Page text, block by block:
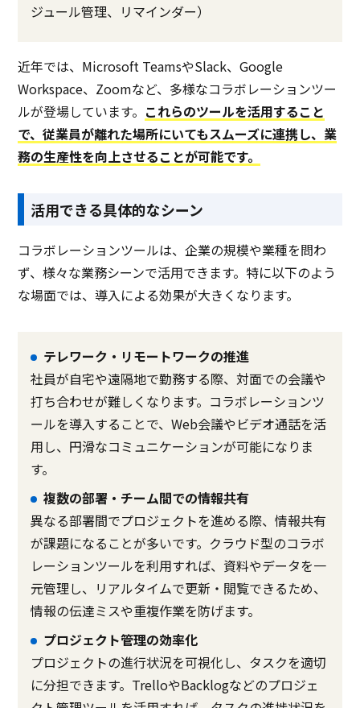
ジュール管理、リマインダー）
近年では、Microsoft TeamsやSlack、Google
Workspace、Zoomなど、多様なコラボレーションツー
ルが登場しています。 これらのツールを活用すること
で、従業員が離れた場所にいてもスムーズに連携し、業
務の生産性を向上させることが可能です。
活用できる具体的なシーン
コラボレーションツールは、企業の規模や業種を問わ
ず、様々な業務シーンで活用できます。特に以下のよう
な場面では、導入による効果が大きくなります。
テレワーク・リモートワークの推進
社員が自宅や遠隔地で勤務する際、対面での会議や
打ち合わせが難しくなります。コラボレーションツ
ールを導入することで、Web会議やビデオ通話を活
用し、円滑なコミュニケーションが可能になりま
す。
複数の部署・チーム間での情報共有
異なる部署間でプロジェクトを進める際、情報共有
が課題になることが多いです。クラウド型のコラボ
レーションツールを利用すれば、資料やデータを一
元管理し、リアルタイムで更新・閲覧できるため、
情報の伝達ミスや重複作業を防げます。
プロジェクト管理の効率化
プロジェクトの進行状況を可視化し、タスクを適切
に分担できます。TrelloやBacklogなどのプロジェ